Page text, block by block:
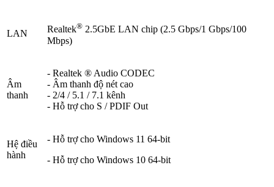
LAN Realtek® 2.5GbE LAN chip (2.5 Gbps/1 Gbps/100
Mbps)
Âm
thanh
- Realtek ® Audio CODEC
- Âm thanh độ nét cao
- 2/4 / 5.1 / 7.1 kênh
- Hỗ trợ cho S / PDIF Out
Hệ điều
hành
- Hỗ trợ cho Windows 11 64-bit
- Hỗ trợ cho Windows 10 64-bit